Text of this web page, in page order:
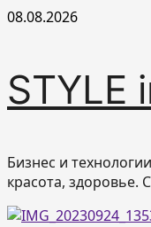
Перейти
08.08.2026
STYLE
Бизнес и
красота, здоровье.